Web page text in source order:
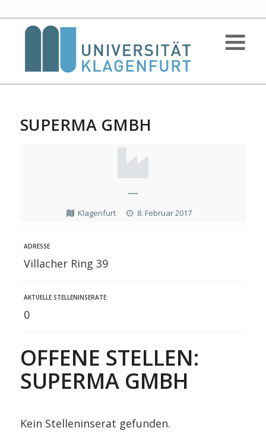
SUPERMA GMBH
—
Klagenfurt 8. Februar 2017
ADRESSE
Villacher Ring 39
AKTUELLE STELLENINSERATE:
0
OFFENE STELLEN:
SUPERMA GMBH
Kein Stelleninserat gefunden.